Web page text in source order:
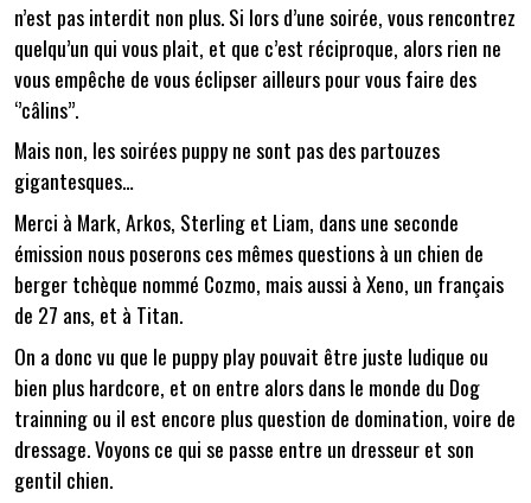
n’est pas interdit non plus. Si lors d’une soirée, vous rencontrez
quelqu’un qui vous plait, et que c’est réciproque, alors rien ne
vous empêche de vous éclipser ailleurs pour vous faire des
‘’câlins’’.
Mais non, les soirées puppy ne sont pas des partouzes
gigantesques…
Merci à Mark, Arkos, Sterling et Liam, dans une seconde
émission nous poserons ces mêmes questions à un chien de
berger tchèque nommé Cozmo, mais aussi à Xeno, un français
de 27 ans, et à Titan.
On a donc vu que le puppy play pouvait être juste ludique ou
bien plus hardcore, et on entre alors dans le monde du Dog
trainning ou il est encore plus question de domination, voire de
dressage. Voyons ce qui se passe entre un dresseur et son
gentil chien.